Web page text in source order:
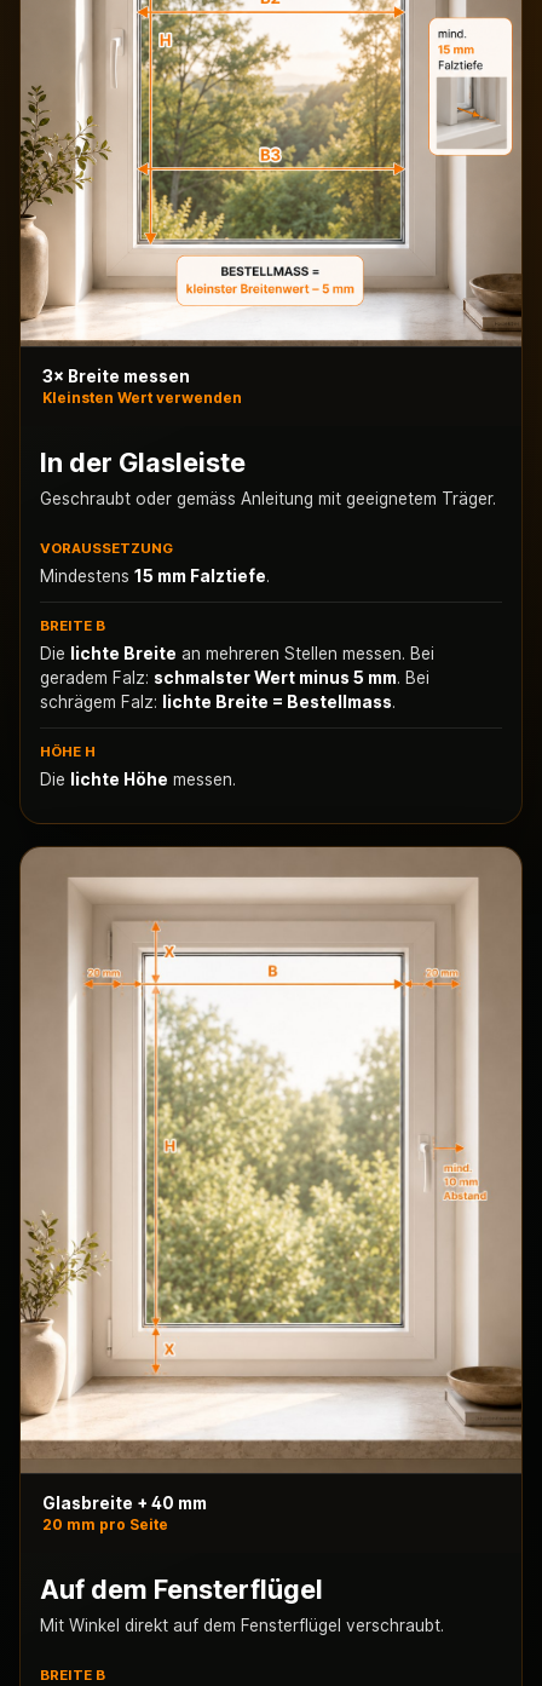
3× Breite messen
Kleinsten Wert verwenden
In der Glasleiste
Geschraubt oder gemäss Anleitung mit geeignetem Träger.
VORAUSSETZUNG
Mindestens 15 mm Falztiefe.
BREITE B
Die lichte Breite an mehreren Stellen messen. Bei
geradem Falz: schmalster Wert minus 5 mm. Bei
schrägem Falz:
lichte Breite = Bestellmass.
HÖHE H
Die lichte Höhe messen.
Glasbreite + 40 mm
20 mm pro Seite
Auf dem Fensterflügel
Mit Winkel direkt auf dem Fensterflügel verschraubt.
BREITE B